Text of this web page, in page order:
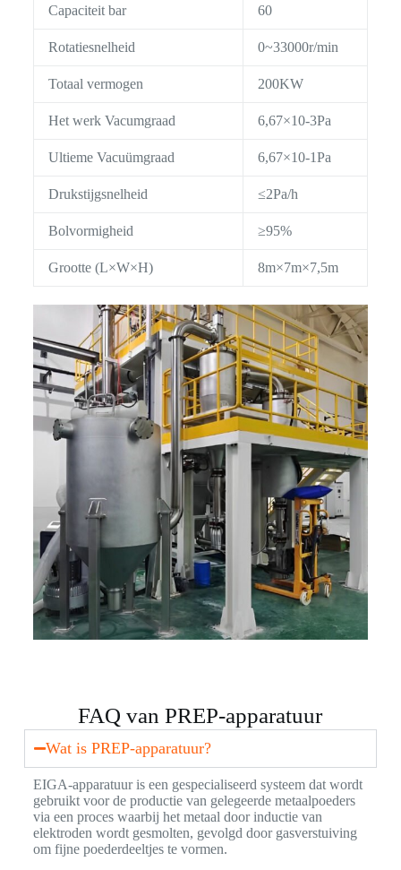
Capaciteit bar 60
Rotatiesnelheid 0~33000r/min
Totaal vermogen 200KW
Het werk Vacumgraad 6,67×10-3Pa
Ultieme Vacuümgraad 6,67×10-1Pa
Drukstijgsnelheid ≤2Pa/h
Bolvormigheid ≥95%
Grootte (L×W×H) 8m×7m×7,5m
FAQ van PREP-apparatuur
Wat is PREP-apparatuur?
EIGA-apparatuur is een gespecialiseerd systeem dat wordt
gebruikt voor de productie van gelegeerde metaalpoeders
via een proces waarbij het metaal door inductie van
elektroden wordt gesmolten, gevolgd door gasverstuiving
om fijne poederdeeltjes te vormen.